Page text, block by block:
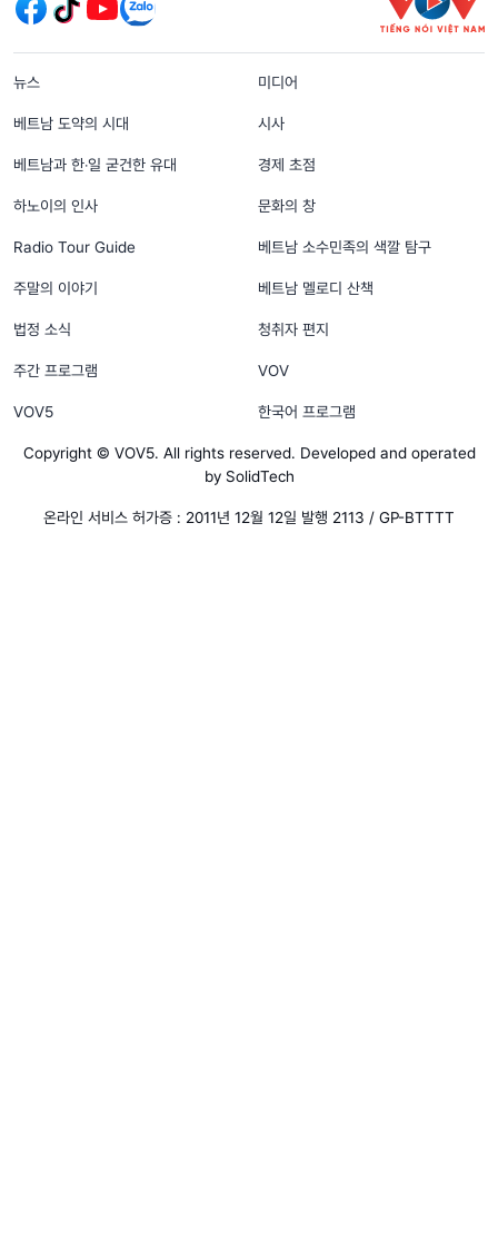
menu footer tiếng Hàn
뉴스 미디어
베트남 도약의 시대 시사
베트남과 한‧일 굳건한 유대 경제 초점
하노이의 인사 문화의 창
Radio Tour Guide 베트남 소수민족의 색깔 탐구
주말의 이야기 베트남 멜로디 산책
법정 소식 청취자 편지
주간 프로그램 VOV
VOV5 한국어 프로그램
Copyright © VOV5. All rights reserved. Developed and operated
by SolidTech
온라인 서비스 허가증 : 2011년 12월 12일 발행 2113 / GP-BTTTT